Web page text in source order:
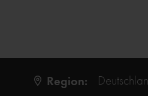
Region: